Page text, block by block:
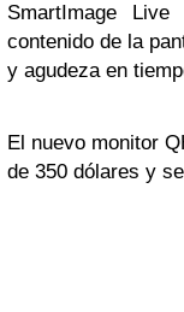
SmartImage
contenido de la
y agudeza en
El nuevo monitor
de 350 dólares y